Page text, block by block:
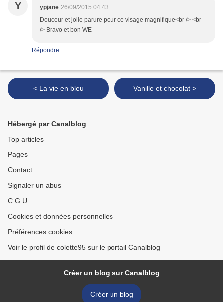
Y ypjane 26/09/2015 04:43
Douceur et jolie parure pour ce visage magnifique<br /> <br
/> Bravo et bon WE
Répondre
< La vie en bleu Vanille et chocolat >
Hébergé par Canalblog
Top articles
Pages
Contact
Signaler un abus
C.G.U.
Cookies et données personnelles
Préférences cookies
Voir le profil de colette95 sur le portail Canalblog
Créer un blog sur Canalblog
Créer un blog